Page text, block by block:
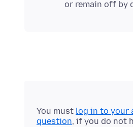
You must log in to your
question, if you do not